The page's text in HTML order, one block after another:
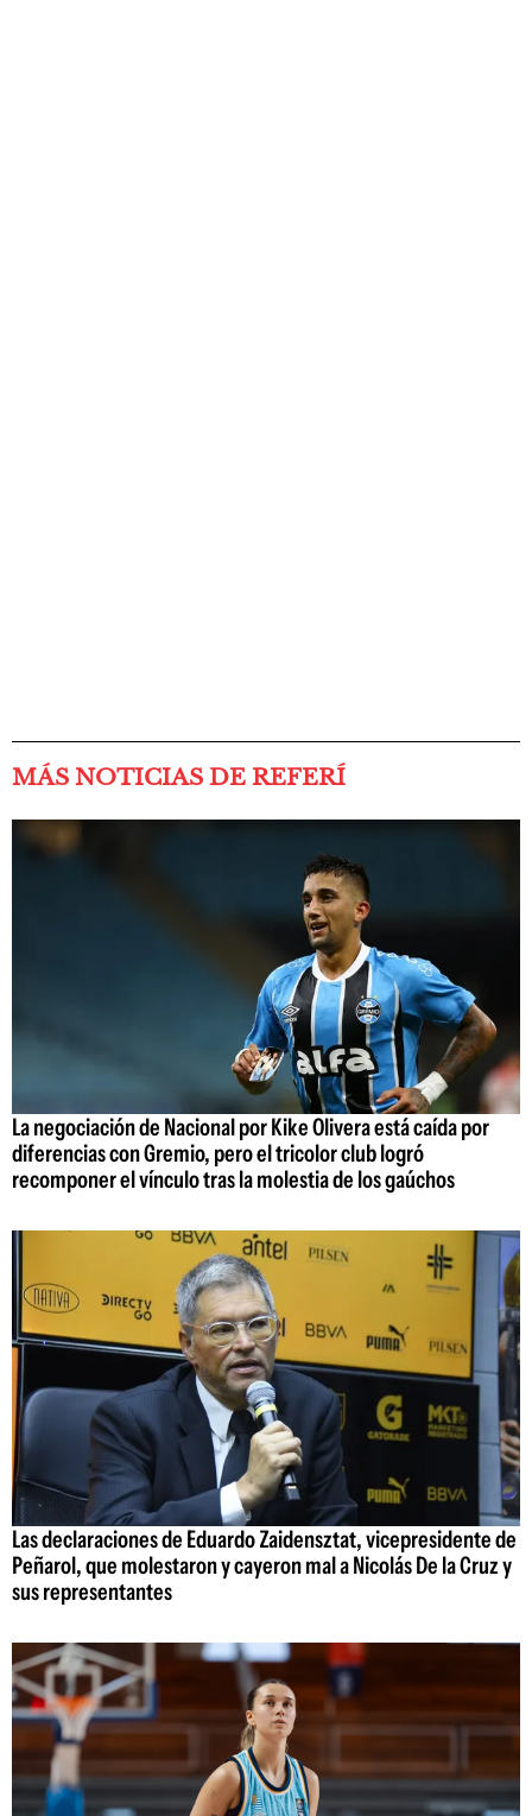
MÁS NOTICIAS DE REFERÍ
La negociación de Nacional por Kike Olivera está caída por
diferencias con Gremio, pero el tricolor club logró
recomponer el vínculo tras la molestia de los gaúchos
Las declaraciones de Eduardo Zaidensztat, vicepresidente de
Peñarol, que molestaron y cayeron mal a Nicolás De la Cruz y
sus representantes